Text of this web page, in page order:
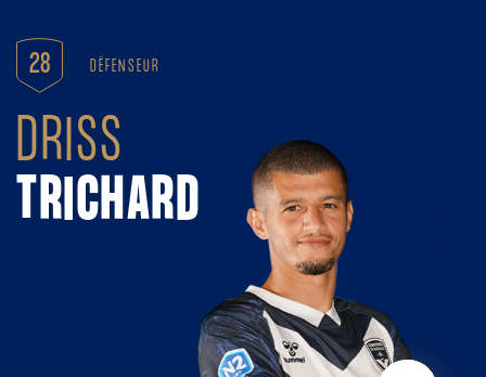
28 DÉFENSEUR
DRISS
TRICHARD